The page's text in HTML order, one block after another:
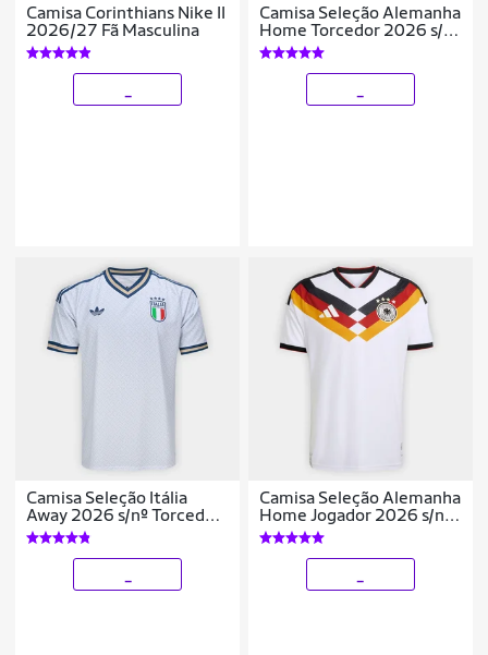
Camisa Corinthians Nike II
2026/27 Fã Masculina
Camisa Seleção Alemanha
Home Torcedor 2026 s/n
Adidas Feminina
Camisa Seleção Itália
Away 2026 s/nº Torcedor
Adidas Originals
Masculina
Camisa Seleção Alemanha
Home Jogador 2026 s/n
Adidas Masculina